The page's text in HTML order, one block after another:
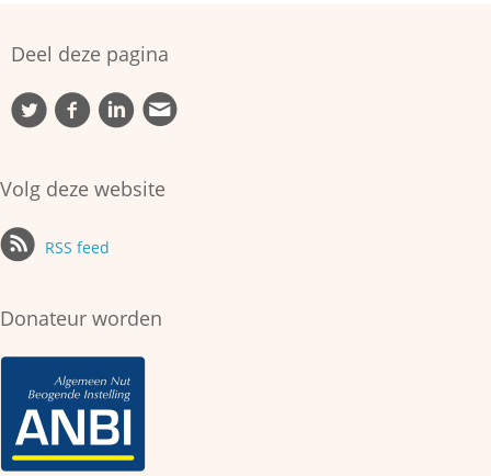
Deel deze pagina
Volg deze website
RSS feed
Donateur worden